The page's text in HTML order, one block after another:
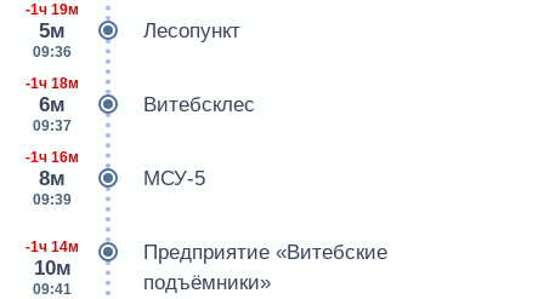
-1ч 19м
5м
09:36
Лесопункт
-1ч 18м
6м
09:37
Витебсклес
-1ч 16м
8м
09:39
МСУ-5
-1ч 14м
10м
09:41
Предприятие «Витебские
подъёмники»